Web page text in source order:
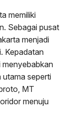
memiliki
Sebagai pusat
menjadi
Kepadatan
menyebabkan
utama seperti
MT
menuju